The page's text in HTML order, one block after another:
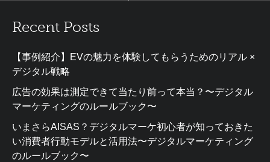
Recent Posts
【事例紹介】EVの魅力を体験してもらうためのリアル ×
デジタル戦略
広告の効果は測定できて当たり前って本当？〜デジタル
マーケティングのルールブック〜
いまさらAISAS？デジタルマーケ初心者が知っておきた
い消費者行動モデルと活用法〜デジタルマーケティング
のルールブック〜